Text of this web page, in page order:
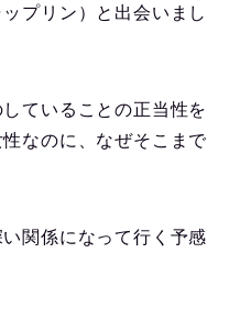
プリン）と出会いまし
ていることの正当性を
なのに、なぜそこまで
関係になって行く予感